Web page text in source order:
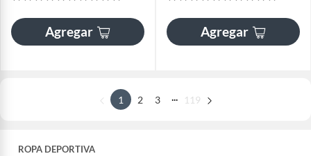
Agregar Agregar
1 2 3 ... 119
ROPA DEPORTIVA